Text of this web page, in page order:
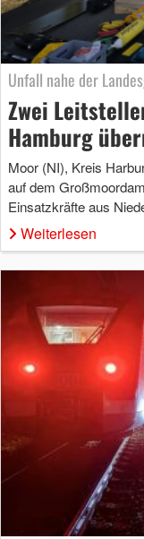
Unfall nahe der
Zwei
Hamburg
Moor (NI), Kreis
auf dem
Einsatzkräfte aus
Weiterlesen